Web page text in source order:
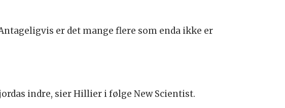
er det mange flere som enda ikke er
indre, sier Hillier i følge New Scientist.